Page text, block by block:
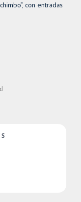
con entradas